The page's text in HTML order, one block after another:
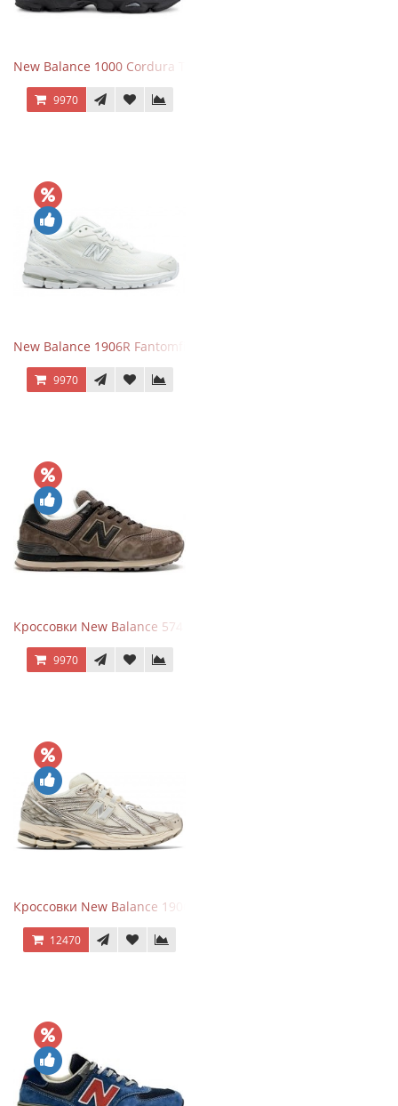
New Balance 1000 Cordura Trainers Black Cement
9970
New Balance 1906R Fantomfit White
9970
Кроссовки New Balance 574 Umber Black
9970
Кроссовки New Balance 1906R Arid Stone
12470